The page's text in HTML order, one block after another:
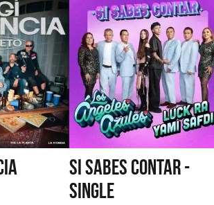
SI SABES CONTAR -
SINGLE